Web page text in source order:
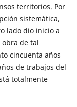
territorios. Por
sistemática,
lado dio inicio a
de tal
cincuenta años
de trabajos del
totalmente